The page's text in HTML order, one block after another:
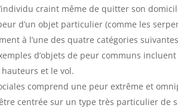
craint même de quitter son
d’un objet particulier (comme les
à l’une des quatre catégories
d’objets de peur communs
et le vol.
comprend une peur extrême et
centrée sur un type très particulier de